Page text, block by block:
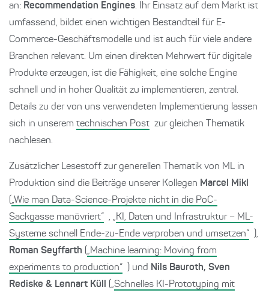
an: Recommendation Engines. Ihr Einsatz auf dem Markt ist
umfassend, bildet einen wichtigen Bestandteil für E-
Commerce-Geschäftsmodelle und ist auch für viele andere
Branchen relevant. Um einen direkten Mehrwert für digitale
Produkte erzeugen, ist die Fähigkeit, eine solche Engine
schnell und in hoher Qualität zu implementieren, zentral.
Details zu der von uns verwendeten Implementierung lassen
sich in unserem technischen Post zur gleichen Thematik
nachlesen.
Zusätzlicher Lesestoff zur generellen Thematik von ML in
Produktion sind die Beiträge unserer Kollegen Marcel Mikl
(„Wie man Data-Science-Projekte nicht in die PoC-
Sackgasse manövriert“
, „KI, Daten und Infrastruktur – ML-
Systeme schnell Ende-zu-Ende verproben und umsetzen“
),
Roman Seyffarth („Machine learning: Moving from
experiments to production“
) und Nils Bauroth, Sven
Rediske & Lennart Küll
(„Schnelles KI-Prototyping mit